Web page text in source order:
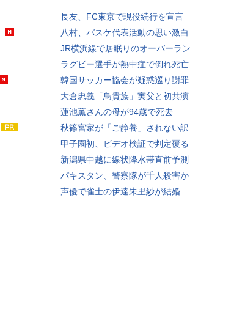
長友、FC東京で現役続行を宣言
八村、バスケ代表活動の思い激白
JR横浜線で居眠りのオーバーラン
ラグビー選手が熱中症で倒れ死亡
韓国サッカー協会が疑惑巡り謝罪
大倉忠義「鳥貴族」実父と初共演
蓮池薫さんの母が94歳で死去
秋篠宮家が「ご静養」されない訳
甲子園初、ビデオ検証で判定覆る
新潟県中越に線状降水帯直前予測
パキスタン、警察隊が千人殺害か
声優で雀士の伊達朱里紗が結婚